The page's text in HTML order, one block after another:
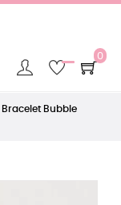
0
Bracelet Bubble